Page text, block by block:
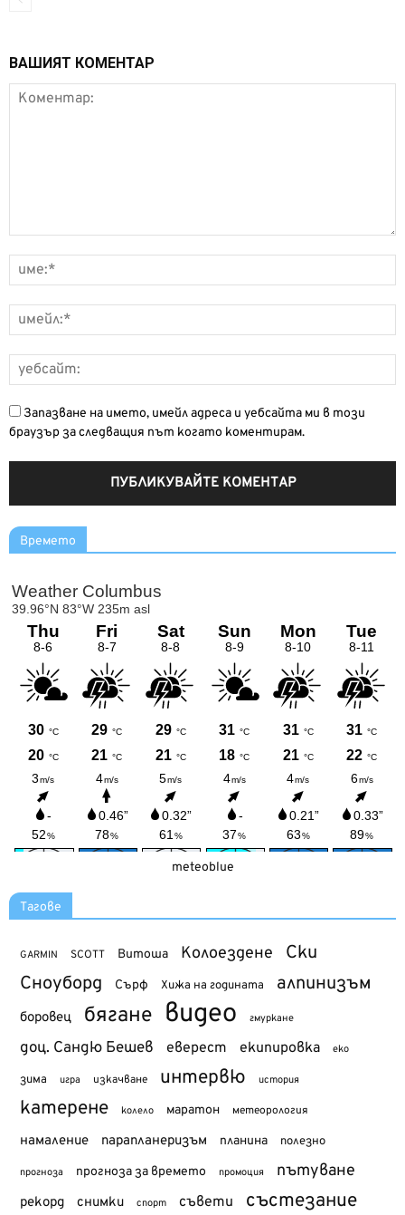
ВАШИЯТ КОМЕНТАР
Запазване на името, имейл адреса и уебсайта ми в този
браузър за следващия път когато коментирам.
Времето
meteoblue
Тагове
GARMIN SCOTT Витоша Колоездене Ски
Сноуборд Сърф Хижа на годината алпинизъм
боровец бягане видео гмуркане
доц. Сандю Бешев еверест екипировка еко
зима игра изкачване интервю история
катерене колело маратон метеорология
намаление парапланеризъм планина полезно
прогноза прогноза за времето промоция пътуване
рекорд снимки спорт съвети състезание